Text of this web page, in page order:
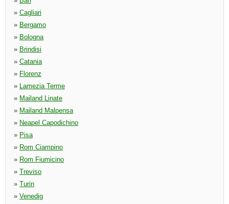
» Cagliari
» Bergamo
» Bologna
» Brindisi
» Catania
» Florenz
» Lamezia Terme
» Mailand Linate
» Mailand Malpensa
» Neapel Capodichino
» Pisa
» Rom Ciampino
» Rom Fiumicino
» Treviso
» Turin
» Venedig